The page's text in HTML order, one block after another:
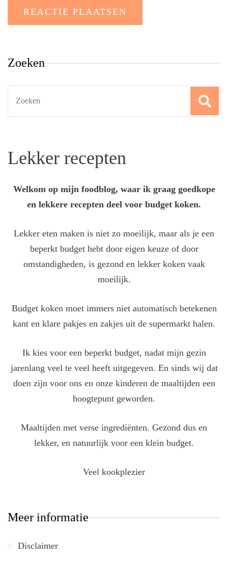
Zoeken
Lekker recepten
Welkom op mijn foodblog, waar ik graag goedkope
en lekkere recepten deel voor budget koken.
Lekker eten maken is niet zo moeilijk, maar als je een
beperkt budget hebt door eigen keuze of door
omstandigheden, is gezond en lekker koken vaak
moeilijk.
Budget koken moet immers niet automatisch betekenen
kant en klare pakjes en zakjes uit de supermarkt halen.
Ik kies voor een beperkt budget, nadat mijn gezin
jarenlang veel te veel heeft uitgegeven. En sinds wij dat
doen zijn voor ons en onze kinderen de maaltijden een
hoogtepunt geworden.
Maaltijden met verse ingrediënten. Gezond dus en
lekker, en natuurlijk voor een klein budget.
Veel kookplezier
Meer informatie
Disclaimer